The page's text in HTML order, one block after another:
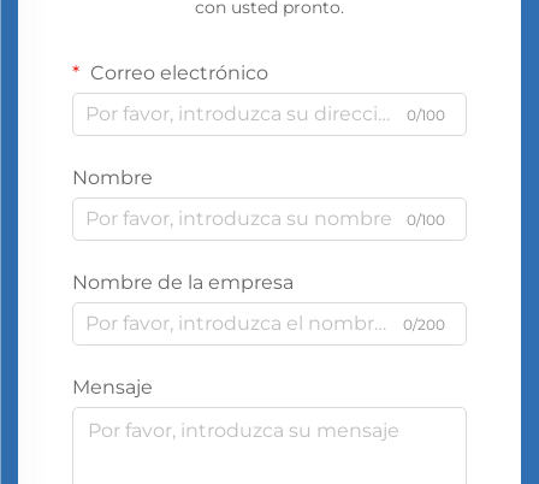
con usted pronto.
Correo electrónico
0/100
Nombre
0/100
Nombre de la empresa
0/200
Mensaje